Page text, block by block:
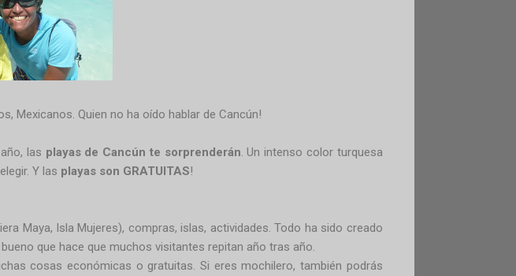
Mexicanos. Quien no ha oído hablar de Cancún!
las playas de Cancún te sorprenderán . Un intenso color turquesa
Y las playas son GRATUITAS!
Maya, Isla Mujeres), compras, islas, actividades. Todo ha sido creado
que hace que muchos visitantes repitan año tras año.
cosas económicas o gratuitas. Si eres mochilero, también podrás